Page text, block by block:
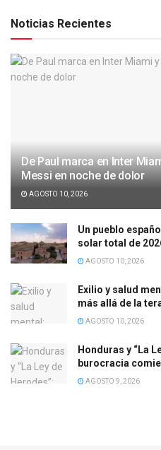
Noticias Recientes
De Paul marca en Inter
Messi en noche de dolor
AGOSTO 10, 2026
Un pueblo
solar total de
AGOSTO 10, 2026
Exilio y salud
más allá de la
AGOSTO 10, 2026
Honduras y “La
burocracia
AGOSTO 9, 2026